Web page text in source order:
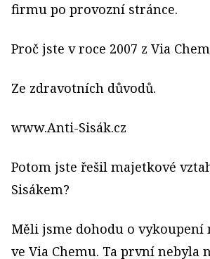
firmu po provozní stránce.
Proč jste v roce 2007 z Via
Ze zdravotních důvodů.
www.Anti-Sisák.cz
Potom jste řešil majetkové
Sisákem?
Měli jsme dohodu o vykoupení
ve Via Chemu. Ta první nebyla